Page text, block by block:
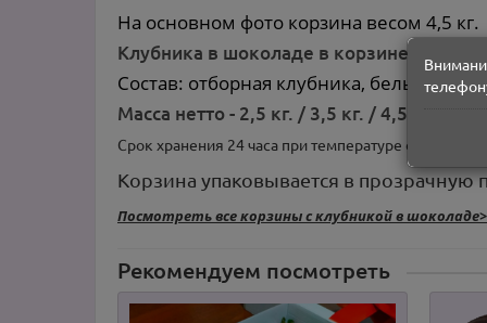
На основном фото корзина весом 4,5 кг.
Клубника в шоколаде в корзине
Состав: отборная клубника, белый и
Масса нетто - 2,5 кг. / 3,5 кг. / 4,5 кг.
Срок хранения 24 часа при температуре от +2 до +6
Корзина упаковывается в
Посмотреть все корзины с клубникой в
Рекомендуем посмотреть